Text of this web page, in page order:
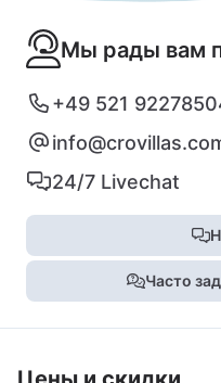
Мы рады вам
+49 521
24/7 Livechat
Часто